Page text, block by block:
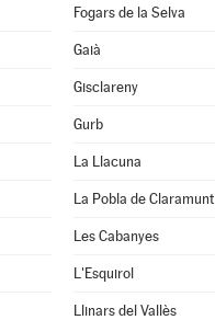
Fogars de la Selva
Gaià
Gisclareny
Gurb
La Llacuna
La Pobla de Claramunt
Les Cabanyes
L'Esquirol
Llinars del Vallès